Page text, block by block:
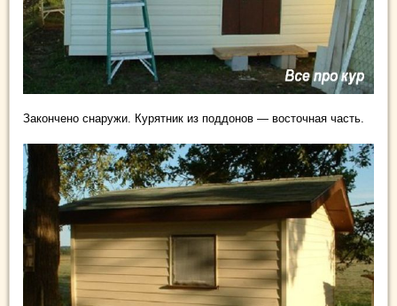
Закончено снаружи. Курятник из поддонов — восточная часть.